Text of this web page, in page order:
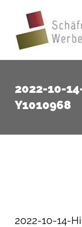
springen
2022-10-
Y1010968
2022-10-14-